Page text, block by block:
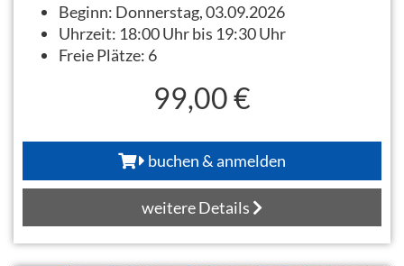
Beginn: Donnerstag, 03.09.2026
Uhrzeit: 18:00 Uhr bis 19:30 Uhr
Freie Plätze: 6
99,00 €
buchen & anmelden
weitere Details